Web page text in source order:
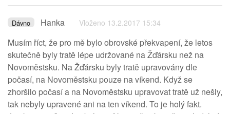
Dávno Hanka Vloženo 13.2.2017 15:34
Musím říct, že pro mě bylo obrovské překvapení, že letos
skutečně byly tratě lépe udržované na Žďársku než na
Novoměstsku. Na Žďársku byly tratě upravovány dle
počasí, na Novoměstsku pouze na víkend. Když se
zhoršilo počasí a na Novoměstsku upravovat tratě už nešly,
tak nebyly upravené ani na ten víkend. To je holý fakt.